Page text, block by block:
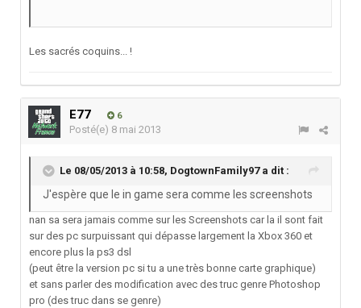
Les sacrés coquins... !
E77 6
Posté(e) 8 mai 2013
Le 08/05/2013 à 10:58, DogtownFamily97 a dit :
J'espère que le in game sera comme les screenshots
nan sa sera jamais comme sur les Screenshots car la il sont fait
sur des pc surpuissant qui dépasse largement la Xbox 360 et
encore plus la ps3 dsl
(peut être la version pc si tu a une très bonne carte graphique)
et sans parler des modification avec des truc genre Photoshop
pro (des truc dans se genre)